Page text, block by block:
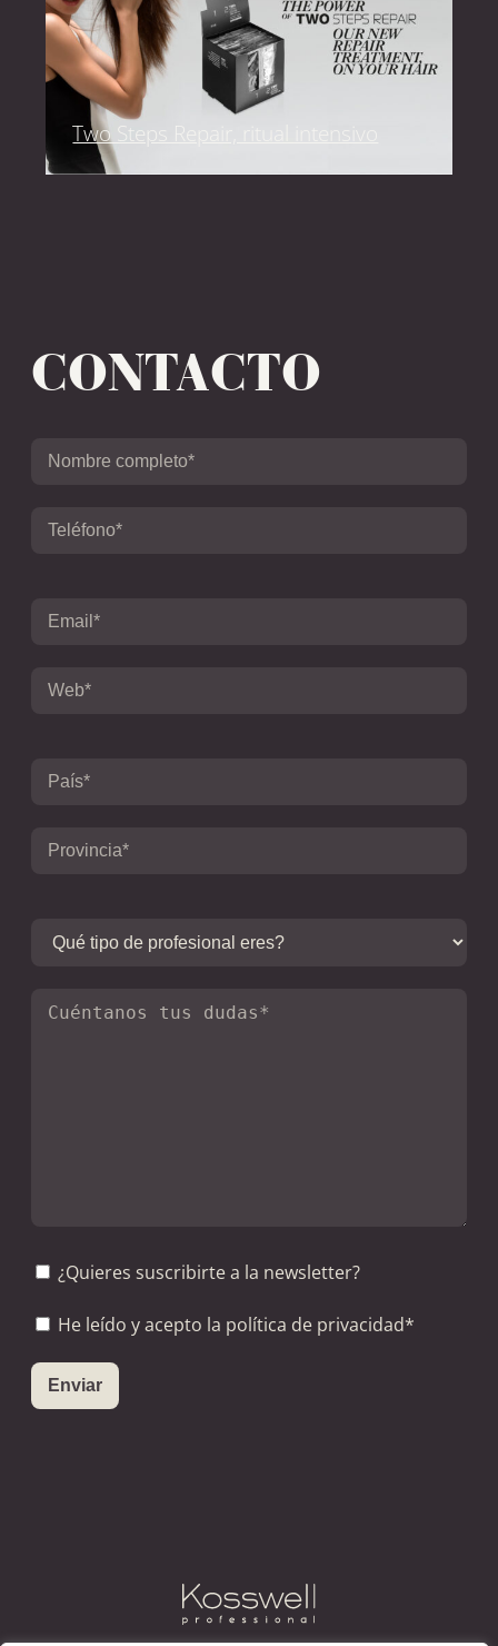
Two Steps Repair, ritual intensivo
CONTACTO
¿Quieres suscribirte a la newsletter?
He leído y acepto la política de privacidad*